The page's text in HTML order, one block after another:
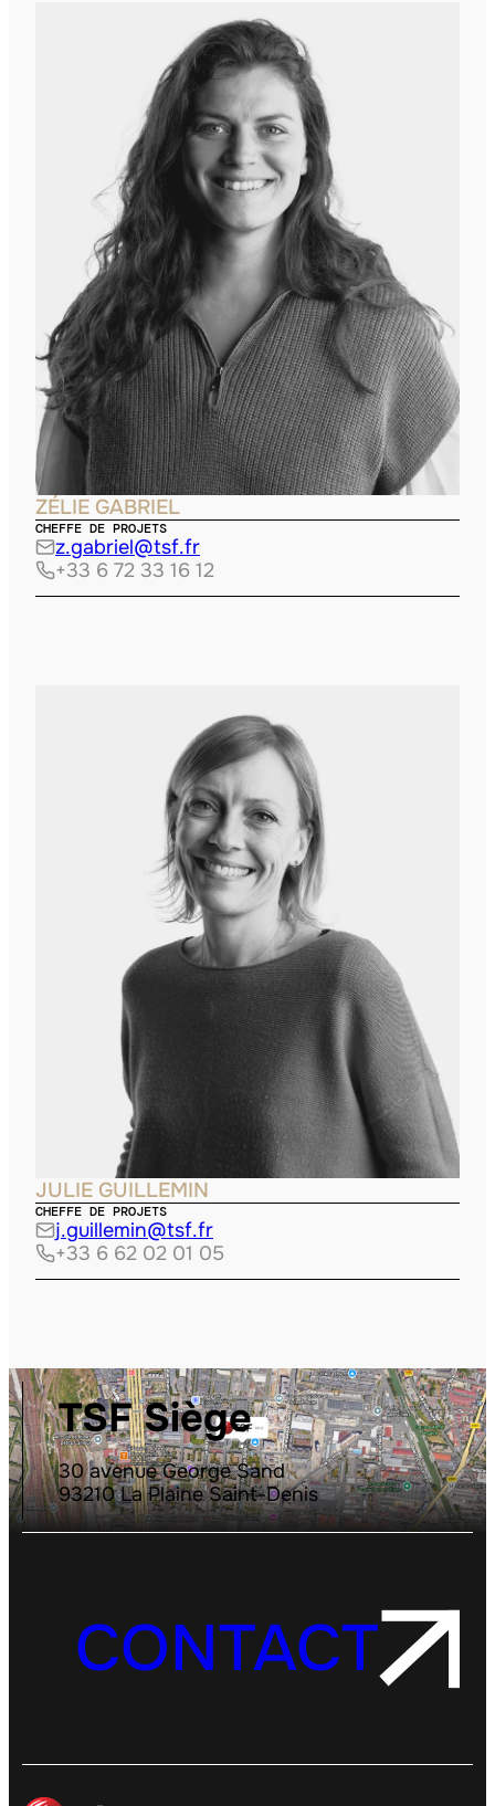
ZÉLIE GABRIEL
CHEFFE DE PROJETS
z.gabriel@tsf.fr
+33 6 72 33 16 12
JULIE GUILLEMIN
CHEFFE DE PROJETS
j.guillemin@tsf.fr
+33 6 62 02 01 05
TSF Siège
30 avenue George Sand
93210 La Plaine Saint-Denis
CONTACT